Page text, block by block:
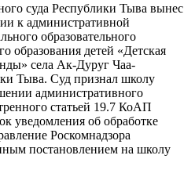
суда Республики Тыва вынес
к административной
образовательного
образования детей «Детская
села Ак-Дуруг Чаа-
Тыва. Суд признал школу
административного
статьей 19.7 КоАП
уведомления об обработке
Роскомнадзора
постановлением на школу